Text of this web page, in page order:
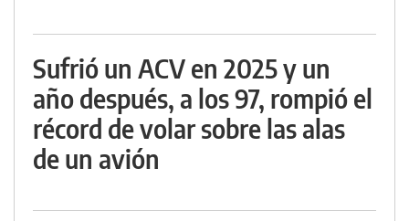
Sufrió un ACV en 2025 y un
año después, a los 97, rompió el
récord de volar sobre las alas
de un avión